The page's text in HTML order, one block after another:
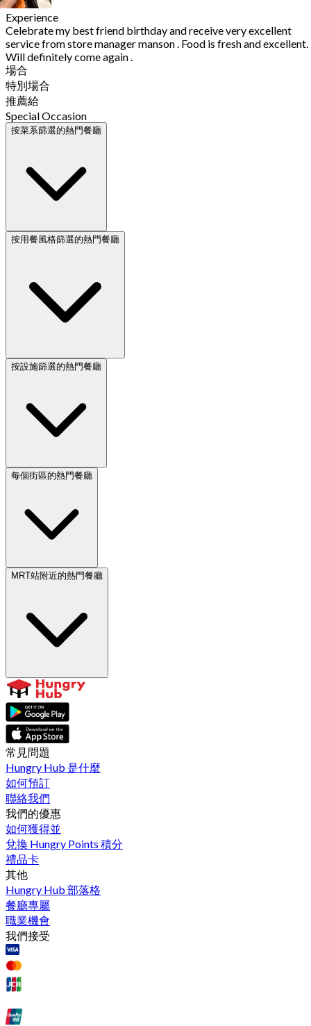
Experience
Celebrate my best friend birthday and receive very excellent
service from store manager manson . Food is fresh and excellent.
Will definitely come again .
場合
特別場合
推薦給
Special Occasion
按菜系篩選的熱門餐廳
按用餐風格篩選的熱門餐廳
按設施篩選的熱門餐廳
每個街區的熱門餐廳
MRT站附近的熱門餐廳
常見問題
Hungry Hub 是什麼
如何預訂
聯絡我們
我們的優惠
如何獲得並
兌換 Hungry Points 積分
禮品卡
其他
Hungry Hub 部落格
餐廳專屬
職業機會
我們接受